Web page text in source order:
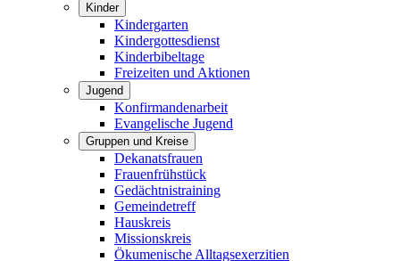
Kinder
Kindergarten
Kindergottesdienst
Kinderbibeltage
Freizeiten und Aktionen
Jugend
Konfirmandenarbeit
Evangelische Jugend
Gruppen und Kreise
Dekanatsfrauen
Frauenfrühstück
Gedächtnistraining
Gemeindetreff
Hauskreis
Missionskreis
Ökumenische Alltagsexerzitien